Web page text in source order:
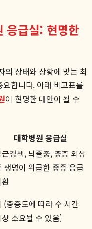
응급실: 현명한
의 상태와 상황에 맞는 최
합니다. 아래 비교표를
이 현명한 대안이 될 수
대학병원 응급실
경색, 뇌졸중, 중증 외상
생명이 위급한 중증 응급
환
(중증도에 따라 수 시간
상 소요될 수 있음)